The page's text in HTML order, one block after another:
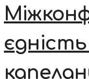
єдність